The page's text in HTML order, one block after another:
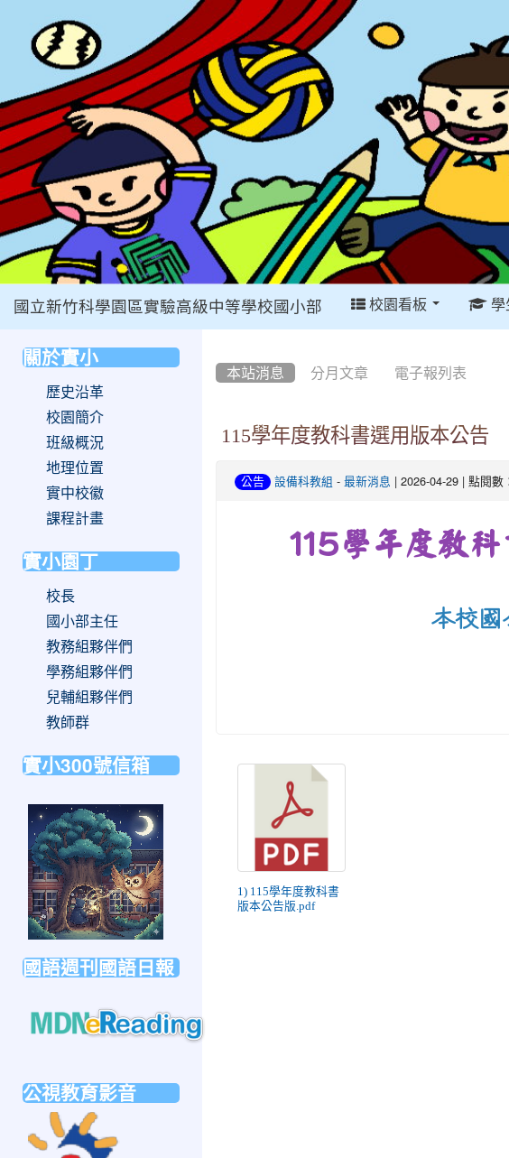
國立新竹科學園區實驗高級中等學校國小部 校園看板 學
本站消息 分月文章 電子報列表
115學年度教科書選用版本公告
公告 設備科教組 - 最新消息 | 2026-04-29 | 點閱數
115學年度教
本校國
1) 115學年度教科書
版本公告版.pdf
關於實小
歷史沿革
校園簡介
班級概況
地理位置
實中校徽
課程計畫
實小園丁
校長
國小部主任
教務組夥伴們
學務組夥伴們
兒輔組夥伴們
教師群
實小300號信箱
https://forms.gle/sb6qss7apF2uRjVc7
國語週刊國語日報
https://mdnereading.mdnkids.com
公視教育影音